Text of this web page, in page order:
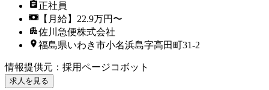
正社員
【月給】22.9万円〜
佐川急便株式会社
福島県いわき市小名浜島字高田町31-2
情報提供元 ： 採用ページコボット
求人を見る